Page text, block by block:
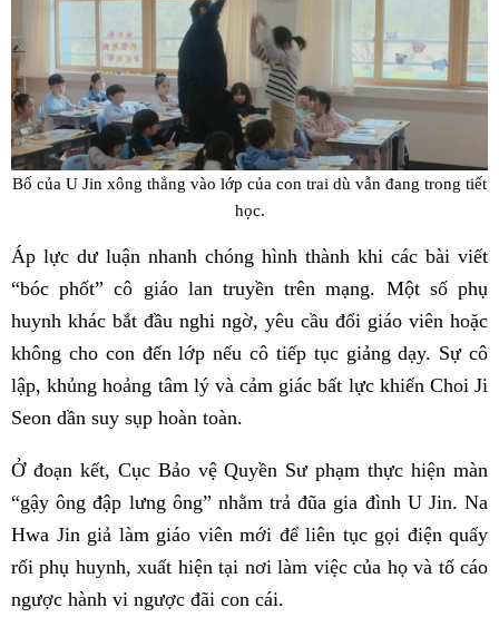
Bố của U Jin xông thẳng vào lớp của con trai dù vẫn đang trong tiết
học.
Áp lực dư luận nhanh chóng hình thành khi các bài viết
“bóc phốt” cô giáo lan truyền trên mạng. Một số phụ
huynh khác bắt đầu nghi ngờ, yêu cầu đổi giáo viên hoặc
không cho con đến lớp nếu cô tiếp tục giảng dạy. Sự cô
lập, khủng hoảng tâm lý và cảm giác bất lực khiến Choi Ji
Seon dần suy sụp hoàn toàn.
Ở đoạn kết, Cục Bảo vệ Quyền Sư phạm thực hiện màn
“gậy ông đập lưng ông” nhằm trả đũa gia đình U Jin. Na
Hwa Jin giả làm giáo viên mới để liên tục gọi điện quấy
rối phụ huynh, xuất hiện tại nơi làm việc của họ và tố cáo
ngược hành vi ngược đãi con cái.